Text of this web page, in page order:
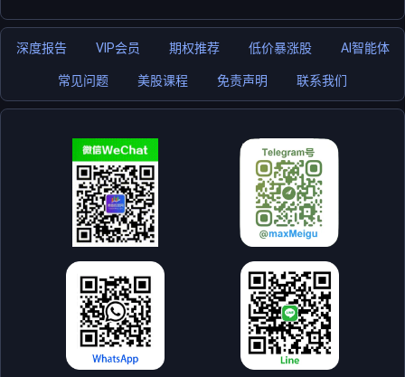
深度报告 VIP会员 期权推荐 低价暴涨股 AI智能体
常见问题 美股课程 免责声明 联系我们